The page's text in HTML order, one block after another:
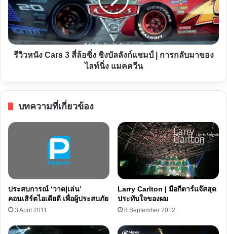
สี่
ล้อ
ซิ่ง
บัลลังก์
ลับ
มา
แมค
ควีน
รีวิวหนัง Cars 3 สี่ล้อซิ่ง ชิงบัลลังก์แชมป์ | การกลับมาของ
ไลท์นิ่ง แมคควีน
บทความที่เกี่ยวข้อง
ประสบการณ์ ‘วาด|เล่น’
คอนเสิร์ตไอเดียดี เพื่อผู้ประสบภัย
3 April 2011
Larry Carlton | มือกีตาร์แจ๊สสุด
ประทับใจของผม
8 September 2012